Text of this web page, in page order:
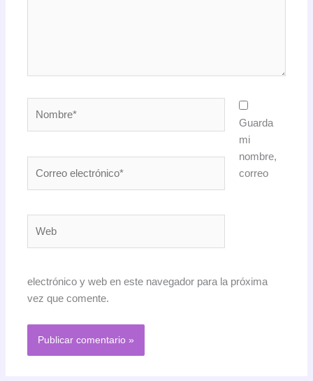
Guarda
mi
nombre,
correo
electrónico y web en este navegador para la próxima
vez que comente.